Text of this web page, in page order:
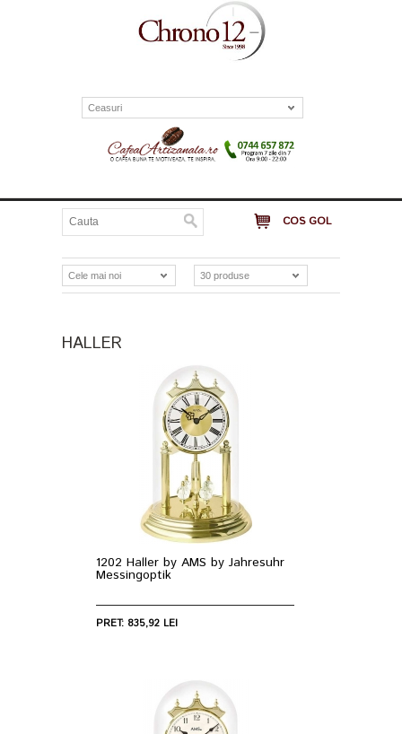
Ceasuri
COS GOL
Cele mai noi 30 produse
HALLER
1202 Haller by AMS by Jahresuhr
Messingoptik
PRET: 835,92 LEI